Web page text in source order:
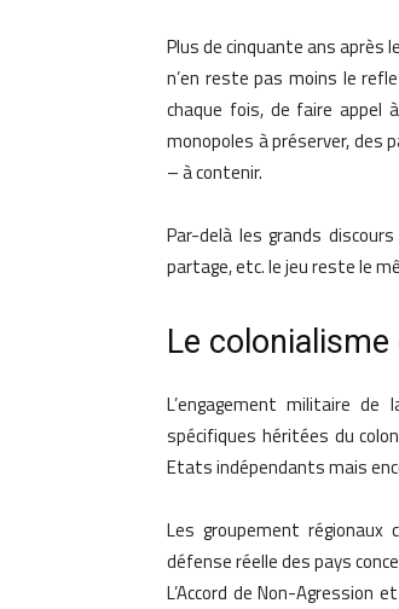
Plus de cinquante ans après
n’en reste pas moins le
chaque fois, de faire appel
monopoles à préserver, des
– à contenir.
Par-delà les grands
partage, etc. le jeu reste le
Le
L’engagement militaire
spécifiques héritées du
Etats indépendants mais
Les groupement régionaux
défense réelle des pays
L’Accord de Non-Agression